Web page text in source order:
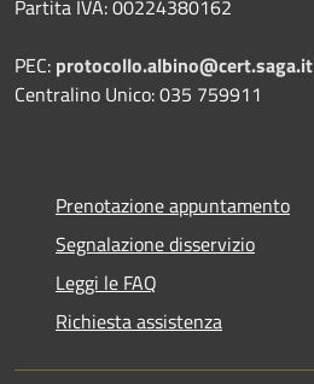
Partita IVA: 00224380162
PEC: protocollo.albino@cert.saga.it
Centralino Unico: 035 759911
Prenotazione appuntamento
Segnalazione disservizio
Leggi le FAQ
Richiesta assistenza